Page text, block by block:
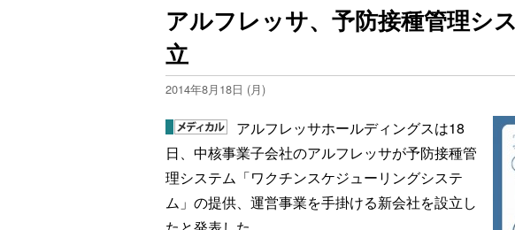
アルフレッサ、予防接種管理シ
立
2014年8月18日 (月)
アルフレッサホールディングスは18
日、中核事業子会社のアルフレッサが予防接種管
理システム「ワクチンスケジューリングシステ
ム」の提供、運営事業を手掛ける新会社を設立し